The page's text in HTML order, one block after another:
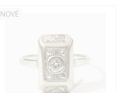
NOVÉ